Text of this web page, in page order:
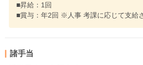
■昇給：1回
■賞与：年2回 ※人事 考課に応じて支給
諸手当